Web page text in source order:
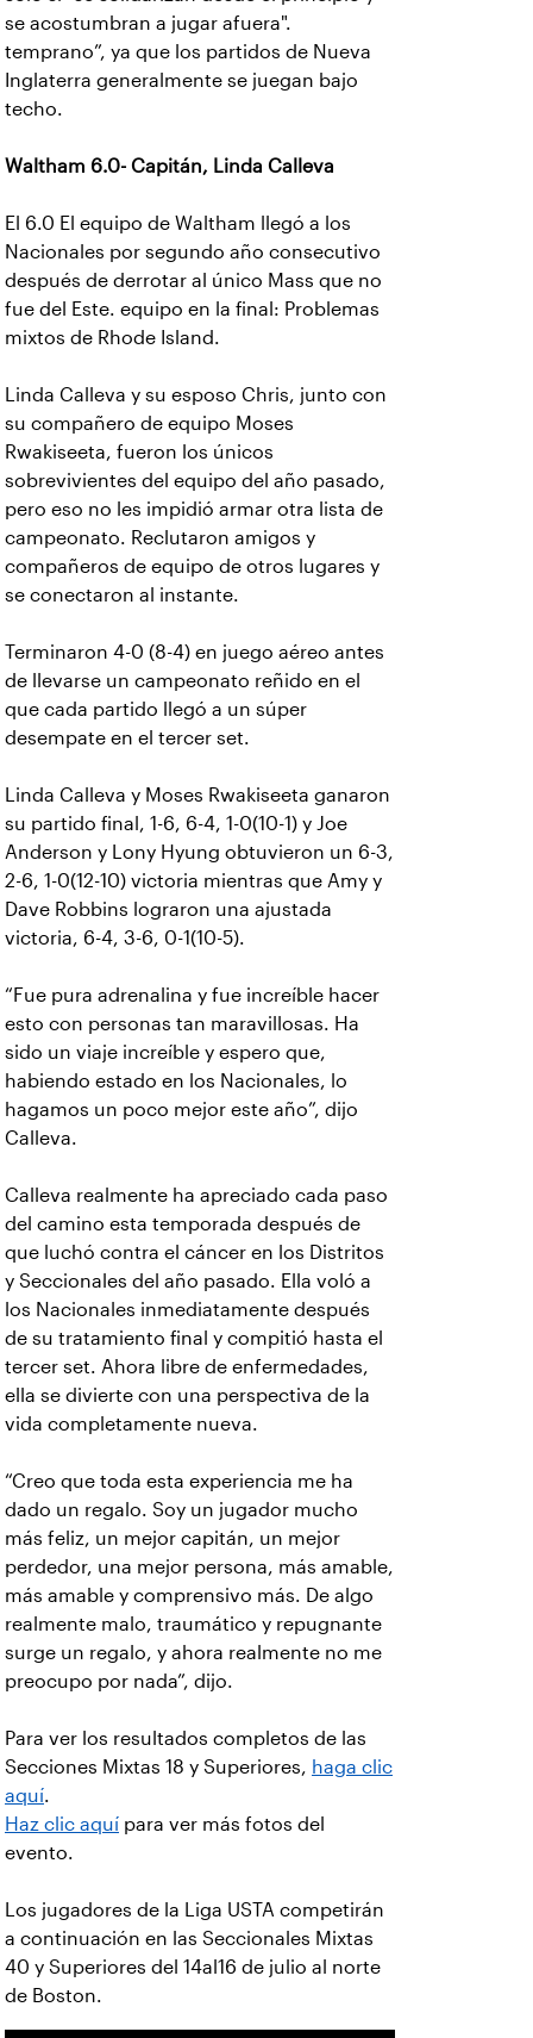
se acostumbran a jugar afuera".
temprano”, ya que los partidos de Nueva
Inglaterra generalmente se juegan bajo
techo.
Waltham 6.0- Capitán, Linda Calleva
El 6.0 El equipo de Waltham llegó a los
Nacionales por segundo año consecutivo
después de derrotar al único Mass que no
fue del Este. equipo en la final: Problemas
mixtos de Rhode Island.
Linda Calleva y su esposo Chris, junto con
su compañero de equipo Moses
Rwakiseeta, fueron los únicos
sobrevivientes del equipo del año pasado,
pero eso no les impidió armar otra lista de
campeonato. Reclutaron amigos y
compañeros de equipo de otros lugares y
se conectaron al instante.
Terminaron 4-0 (8-4) en juego aéreo antes
de llevarse un campeonato reñido en el
que cada partido llegó a un súper
desempate en el tercer set.
Linda Calleva y Moses Rwakiseeta ganaron
su partido final, 1-6, 6-4, 1-0(10-1) y Joe
Anderson y Lony Hyung obtuvieron un 6-3,
2-6, 1-0(12-10) victoria mientras que Amy y
Dave Robbins lograron una ajustada
victoria, 6-4, 3-6, 0-1(10-5).
“Fue pura adrenalina y fue increíble hacer
esto con personas tan maravillosas. Ha
sido un viaje increíble y espero que,
habiendo estado en los Nacionales, lo
hagamos un poco mejor este año”, dijo
Calleva.
Calleva realmente ha apreciado cada paso
del camino esta temporada después de
que luchó contra el cáncer en los Distritos
y Seccionales del año pasado. Ella voló a
los Nacionales inmediatamente después
de su tratamiento final y compitió hasta el
tercer set. Ahora libre de enfermedades,
ella se divierte con una perspectiva de la
vida completamente nueva.
“Creo que toda esta experiencia me ha
dado un regalo. Soy un jugador mucho
más feliz, un mejor capitán, un mejor
perdedor, una mejor persona, más amable,
más amable y comprensivo más. De algo
realmente malo, traumático y repugnante
surge un regalo, y ahora realmente no me
preocupo por nada”, dijo.
Para ver los resultados completos de las
Secciones Mixtas 18 y Superiores, haga clic
aquí.
Haz clic aquí para ver más fotos del
evento.
Los jugadores de la Liga USTA competirán
a continuación en las Seccionales Mixtas
40 y Superiores del 14al16 de julio al norte
de Boston.